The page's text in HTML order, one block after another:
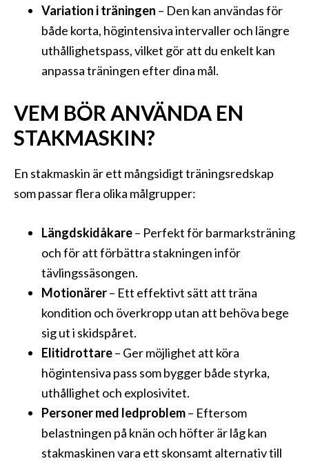
Variation i träningen – Den kan användas för
både korta, högintensiva intervaller och längre
uthållighetspass, vilket gör att du enkelt kan
anpassa träningen efter dina mål.
VEM BÖR ANVÄNDA EN
STAKMASKIN?
En stakmaskin är ett mångsidigt träningsredskap
som passar flera olika målgrupper:
Längdskidåkare– Perfekt för barmarksträning
och för att förbättra stakningen inför
tävlingssäsongen.
Motionärer– Ett effektivt sätt att träna
kondition och överkropp utan att behöva bege
sig ut i skidspåret.
Elitidrottare– Ger möjlighet att köra
högintensiva pass som bygger både styrka,
uthållighet och explosivitet.
Personer med ledproblem– Eftersom
belastningen på knän och höfter är låg kan
stakmaskinen vara ett skonsamt alternativ till